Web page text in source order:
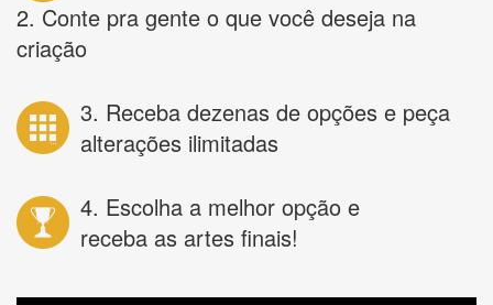
2. Conte pra gente o que você deseja na
criação
3. Receba dezenas de opções e peça
alterações ilimitadas
4. Escolha a melhor opção e
receba as artes finais!